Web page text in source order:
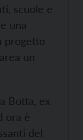
scuole e
una
progetto
un
Botta, ex
ora è
del